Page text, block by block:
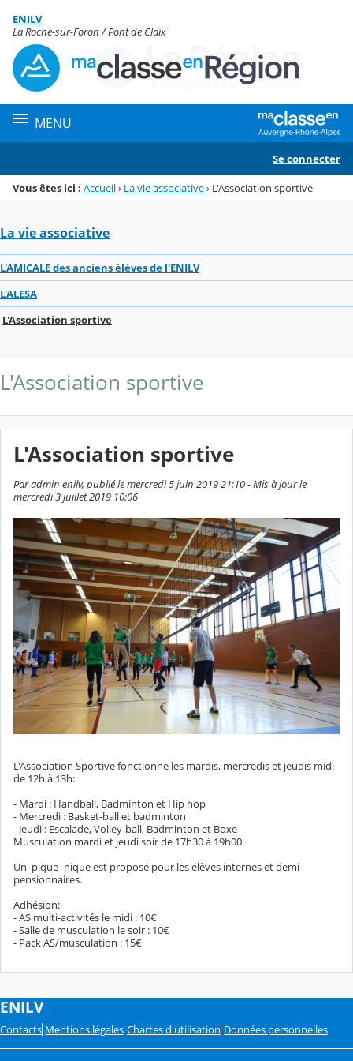
Menu de la rubrique
Contenu
ENILV
La Roche-sur-Foron / Pont de Claix
MENU
Se connecter
Vous êtes ici : Accueil› La vie associative› L'Association sportive
La vie associative
L'AMICALE des anciens élèves de l'ENILV
L'ALESA
L'Association sportive
L'Association sportive
L'Association sportive
Par admin enilv, publié le mercredi 5 juin 2019 21:10 - Mis à jour le
mercredi 3 juillet 2019 10:06
L'Association Sportive fonctionne les mardis, mercredis et jeudis midi
de 12h à 13h:
- Mardi : Handball, Badminton et Hip hop
- Mercredi : Basket-ball et badminton
- Jeudi : Escalade, Volley-ball, Badminton et Boxe
Musculation mardi et jeudi soir de 17h30 à 19h00
Un pique- nique est proposé pour les élèves internes et demi-
pensionnaires.
Adhésion:
- AS multi-activités le midi : 10€
- Salle de musculation le soir : 10€
- Pack AS/musculation : 15€
ENILV
Contacts Mentions légales Chartes d'utilisation Données personnelles